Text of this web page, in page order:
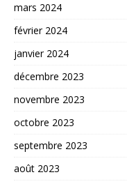
mars 2024
février 2024
janvier 2024
décembre 2023
novembre 2023
octobre 2023
septembre 2023
août 2023